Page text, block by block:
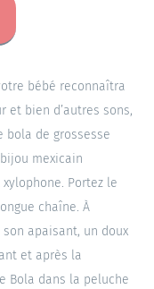
bébé reconnaîtra
bien d’autres sons,
bola de grossesse
mexicain
Portez le
chaîne. À
apaisant, un doux
et après la
Bola dans la peluche